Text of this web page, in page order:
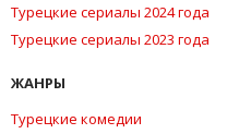
Турецкие сериалы 2024 года
Турецкие сериалы 2023 года
ЖАНРЫ
Турецкие комедии